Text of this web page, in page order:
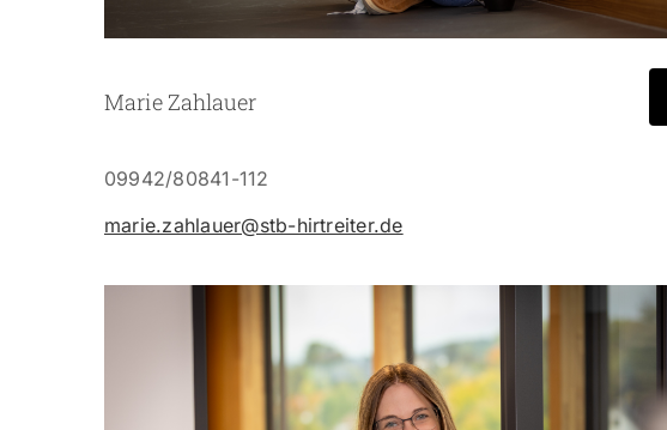
Marie Zahlauer
09942/80841-112
marie.zahlauer@stb-hirtreiter.de